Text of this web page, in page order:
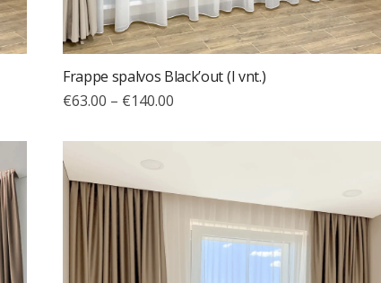
Frappe spalvos Black’out (I vnt.)
€63.00 – €140.00